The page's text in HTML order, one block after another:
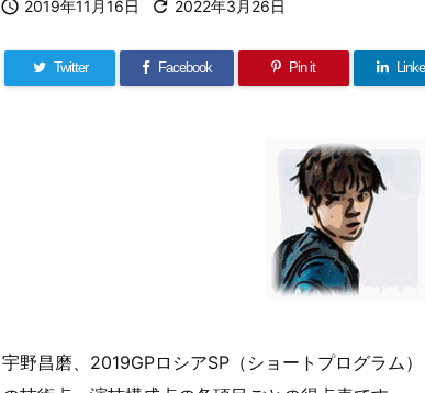
 2019年11月16日  2022年3月26日
Twitter Facebook Pin it
宇野昌磨、2019GPロシアSP（ショートプログラム